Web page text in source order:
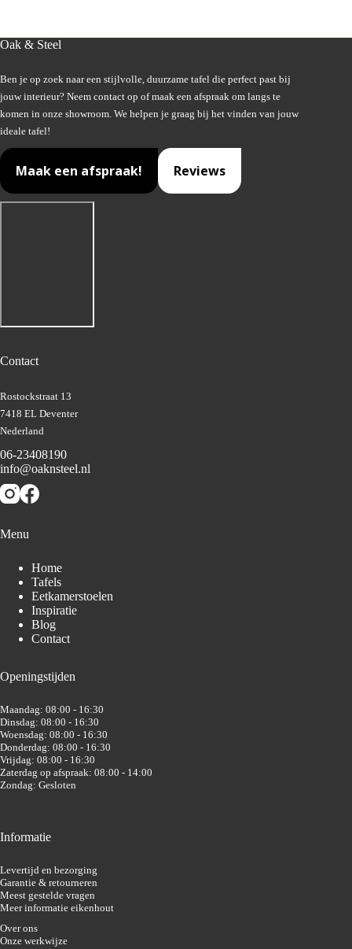
Oak & Steel
Ben je op zoek naar een stijlvolle, duurzame tafel die perfect past bij
jouw interieur? Neem contact op of maak een afspraak om langs te
komen in onze showroom. We helpen je graag bij het vinden van jouw
ideale tafel!
Maak een afspraak! Reviews
Contact
Rostockstraat 13
7418 EL Deventer
Nederland
06-23408190
info@oaknsteel.nl
Menu
Home
Tafels
Eetkamerstoelen
Inspiratie
Blog
Contact
Openingstijden
Maandag: 08:00 - 16:30
Dinsdag: 08:00 - 16:30
Woensdag: 08:00 - 16:30
Donderdag: 08:00 - 16:30
Vrijdag: 08:00 - 16:30
Zaterdag op afspraak: 08:00 - 14:00
Zondag: Gesloten
Informatie
Levertijd en bezorging
Garantie & retourneren
Meest gestelde vragen
Meer informatie eikenhout
Over ons
Onze werkwijze